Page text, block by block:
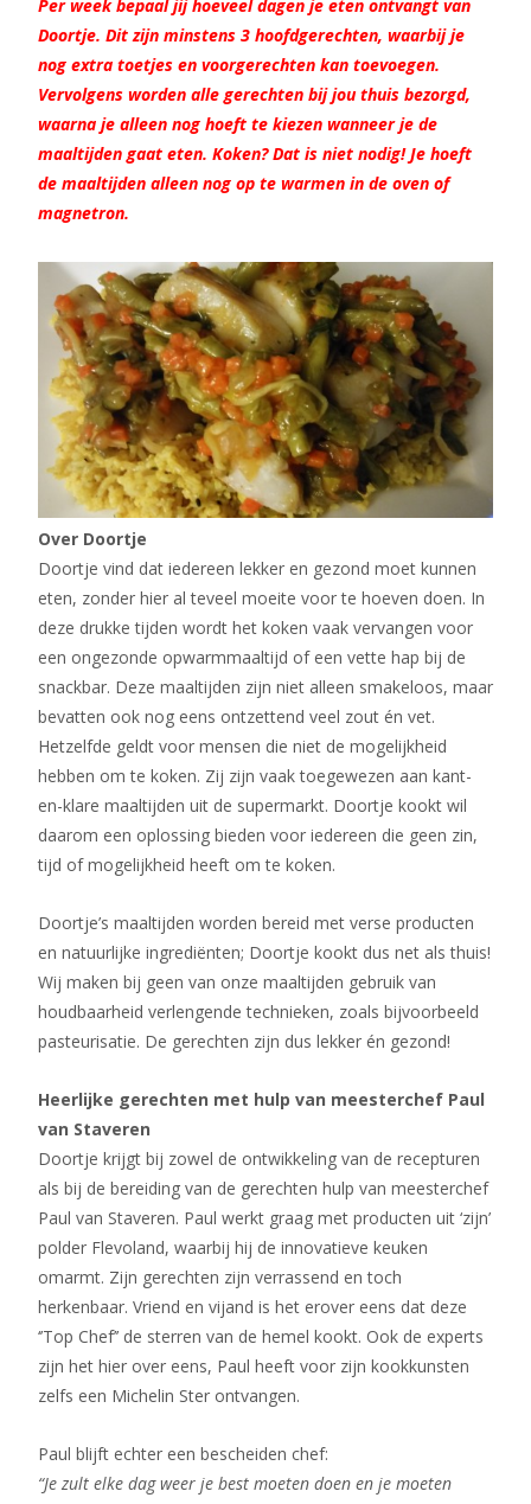
Per week bepaal jij hoeveel dagen je eten ontvangt van
Doortje. Dit zijn minstens 3 hoofdgerechten, waarbij je
nog extra toetjes en voorgerechten kan toevoegen.
Vervolgens worden alle gerechten bij jou thuis bezorgd,
waarna je alleen nog hoeft te kiezen wanneer je de
maaltijden gaat eten. Koken? Dat is niet nodig! Je hoeft
de maaltijden alleen nog op te warmen in de oven of
magnetron.
Over Doortje
Doortje vind dat iedereen lekker en gezond moet kunnen
eten, zonder hier al teveel moeite voor te hoeven doen. In
deze drukke tijden wordt het koken vaak vervangen voor
een ongezonde opwarmmaaltijd of een vette hap bij de
snackbar. Deze maaltijden zijn niet alleen smakeloos, maar
bevatten ook nog eens ontzettend veel zout én vet.
Hetzelfde geldt voor mensen die niet de mogelijkheid
hebben om te koken. Zij zijn vaak toegewezen aan kant-
en-klare maaltijden uit de supermarkt. Doortje kookt wil
daarom een oplossing bieden voor iedereen die geen zin,
tijd of mogelijkheid heeft om te koken.
Doortje’s maaltijden worden bereid met verse producten
en natuurlijke ingrediënten; Doortje kookt dus net als thuis!
Wij maken bij geen van onze maaltijden gebruik van
houdbaarheid verlengende technieken, zoals bijvoorbeeld
pasteurisatie. De gerechten zijn dus lekker én gezond!
Heerlijke gerechten met hulp van meesterchef Paul
van Staveren
Doortje krijgt bij zowel de ontwikkeling van de recepturen
als bij de bereiding van de gerechten hulp van meesterchef
Paul van Staveren. Paul werkt graag met producten uit ‘zijn’
polder Flevoland, waarbij hij de innovatieve keuken
omarmt. Zijn gerechten zijn verrassend en toch
herkenbaar. Vriend en vijand is het erover eens dat deze
‘’Top Chef’’ de sterren van de hemel kookt. Ook de experts
zijn het hier over eens, Paul heeft voor zijn kookkunsten
zelfs een Michelin Ster ontvangen.
Paul blijft echter een bescheiden chef:
“Je zult elke dag weer je best moeten doen en je moeten